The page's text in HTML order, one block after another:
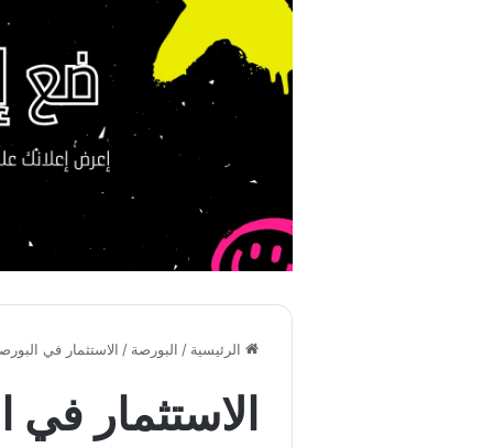
الرئيسية / البورصة / الاستثمار في
الاستثمار في